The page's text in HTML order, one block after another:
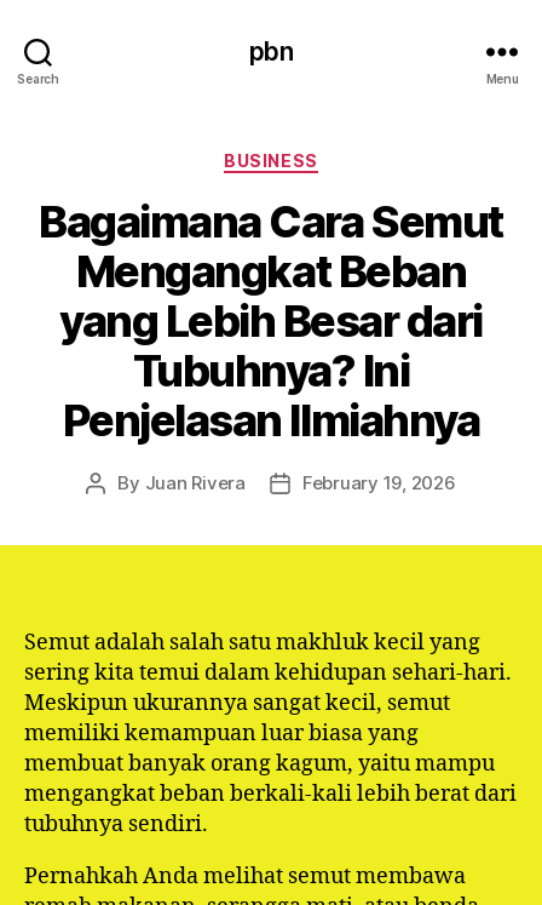
Search
pbn
Menu
Categories
BUSINESS
Bagaimana Cara Semut
Mengangkat Beban
yang Lebih Besar dari
Tubuhnya? Ini
Penjelasan Ilmiahnya
Post
By Juan Rivera
PostFebruary 19, 2026
Semut adalah salah satu makhluk kecil yang
sering kita temui dalam kehidupan sehari-hari.
Meskipun ukurannya sangat kecil, semut
memiliki kemampuan luar biasa yang
membuat banyak orang kagum, yaitu mampu
mengangkat beban berkali-kali lebih berat dari
tubuhnya sendiri.
Pernahkah Anda melihat semut membawa